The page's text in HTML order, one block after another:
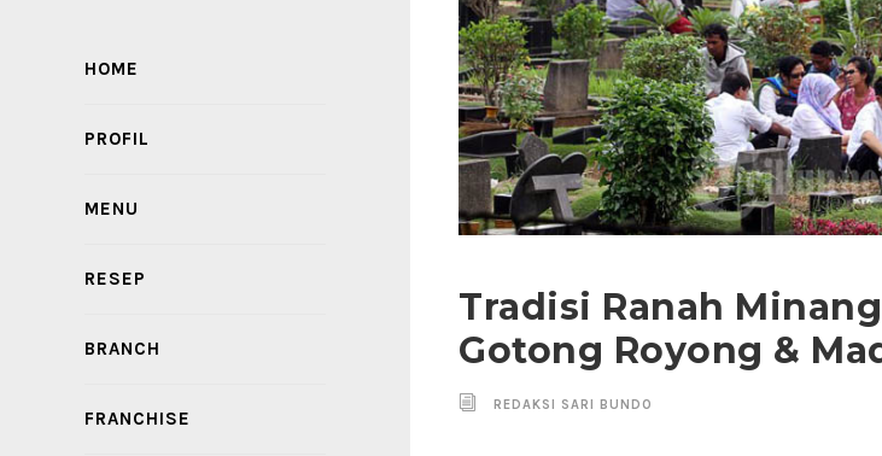
HOME
PROFIL
MENU
RESEP
BRANCH
FRANCHISE
Tradisi Ranah
Gotong Royong &
REDAKSI SARI BUNDO